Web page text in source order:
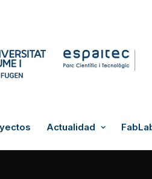
Actualidad